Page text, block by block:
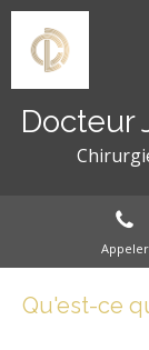
Docteur
Appeler
Qu'est-ce